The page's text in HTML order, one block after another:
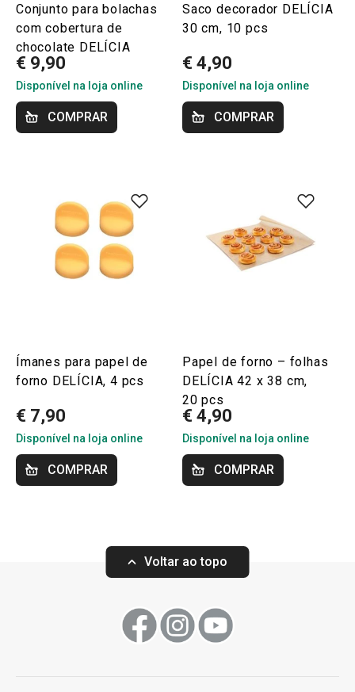
Conjunto para bolachas
com cobertura de
chocolate DELÍCIA
€ 9,90
Disponível na loja online
COMPRAR
Saco decorador DELÍCIA
30 cm, 10 pcs
€ 4,90
Disponível na loja online
COMPRAR
Ímanes para papel de
forno DELÍCIA, 4 pcs
€ 7,90
Disponível na loja online
COMPRAR
Papel de forno – folhas
DELÍCIA 42 x 38 cm,
20 pcs
€ 4,90
Disponível na loja online
COMPRAR
Voltar ao topo